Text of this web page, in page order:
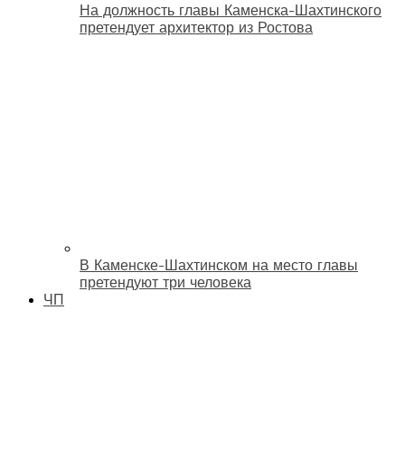
На должность главы Каменска-Шахтинского
претендует архитектор из Ростова
В Каменске-Шахтинском на место главы
претендуют три человека
ЧП